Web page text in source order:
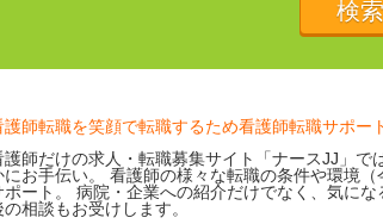
師転職を笑顔で転職するため看護師転職サポー
護師だけの求人・転職募集サイト「ナースJJ」
にお手伝い。 看護師の様々な転職の条件や環境
ポート。 病院・企業への紹介だけでなく、気に
相談もお受けします。